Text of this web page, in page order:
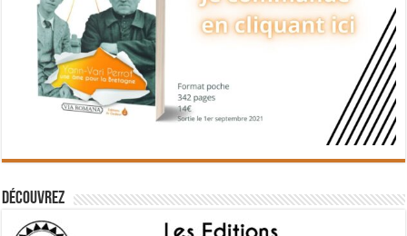
Découvrez